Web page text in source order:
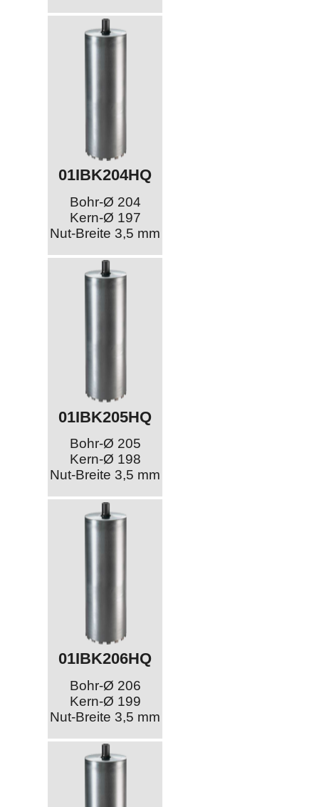
01IBK204HQ
Bohr-Ø 204
Kern-Ø 197
Nut-Breite 3,5 mm
01IBK205HQ
Bohr-Ø 205
Kern-Ø 198
Nut-Breite 3,5 mm
01IBK206HQ
Bohr-Ø 206
Kern-Ø 199
Nut-Breite 3,5 mm